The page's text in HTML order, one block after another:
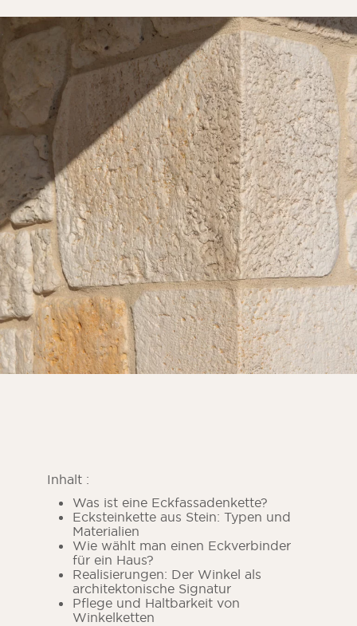
Badezimmer
ALLE INNENRÄUME
Pro Außenbereich
Fassade
Terrasse
Swimmingpool
Außenanlagen
ALLE AUSSENBEREICHE
ORSOL-Magazin
Lassen Sie sich von der Ästhetik und den
Inhalt :
Was ist eine Eckfassadenkette?
Ecksteinkette aus Stein: Typen und
Materialien
Wie wählt man einen Eckverbinder
für ein Haus?
Realisierungen: Der Winkel als
architektonische Signatur
Pflege und Haltbarkeit von
Winkelketten